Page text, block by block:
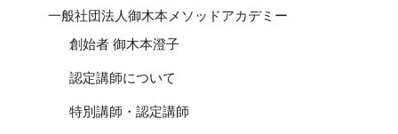
一般社団法人御木本メソッドアカデミー
創始者 御木本澄子
認定講師について
特別講師・認定講師